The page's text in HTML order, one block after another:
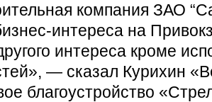
компания ЗАО
интереса на
интереса кроме
— сказал Курихин
благоустройство